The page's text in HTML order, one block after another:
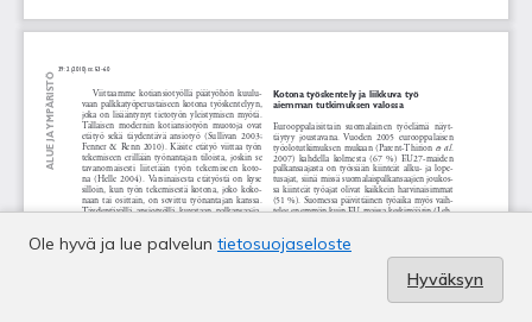
Ole hyvä ja lue palvelun tietosuojaseloste
Hyväksyn